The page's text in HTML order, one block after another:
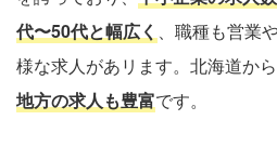
代〜50代と幅広く
、職種も営業
様な求人があリます。北海道か
地方の求人も豊富です。